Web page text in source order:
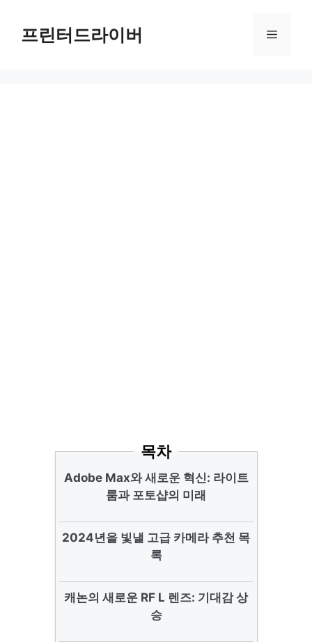
content프린터드라이버 Menu
목차
Adobe Max와 새로운 혁신: 라이트
룸과 포토샵의 미래
2024년을 빛낼 고급 카메라 추천 목
록
캐논의 새로운 RF L 렌즈: 기대감 상
승